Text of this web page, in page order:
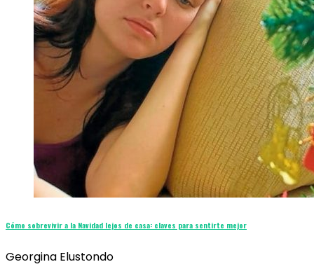
Cómo sobrevivir a la Navidad lejos de casa: claves para sentirte mejor
Georgina Elustondo